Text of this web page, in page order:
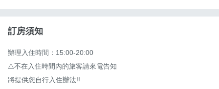
訂房須知
辦理入住時間：15:00-20:00
⚠️不在入住時間內的旅客請來電告知
將提供您自行入住辦法!!